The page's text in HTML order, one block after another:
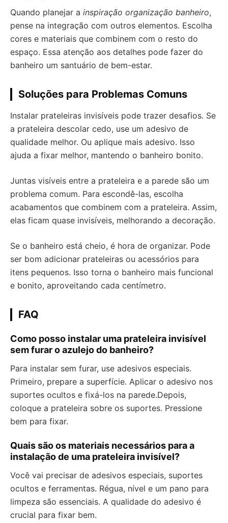
Quando planejar a inspiração organização banheiro,
pense na integração com outros elementos. Escolha
cores e materiais que combinem com o resto do
espaço. Essa atenção aos detalhes pode fazer do
banheiro um santuário de bem-estar.
Soluções para Problemas Comuns
Instalar prateleiras invisíveis pode trazer desafios. Se
a prateleira descolar cedo, use um adesivo de
qualidade melhor. Ou aplique mais adesivo. Isso
ajuda a fixar melhor, mantendo o banheiro bonito.
Juntas visíveis entre a prateleira e a parede são um
problema comum. Para escondê-las, escolha
acabamentos que combinem com a prateleira. Assim,
elas ficam quase invisíveis, melhorando a decoração.
Se o banheiro está cheio, é hora de organizar. Pode
ser bom adicionar prateleiras ou acessórios para
itens pequenos. Isso torna o banheiro mais funcional
e bonito, aproveitando cada centímetro.
FAQ
Como posso instalar uma prateleira invisível
sem furar o azulejo do banheiro?
Para instalar sem furar, use adesivos especiais.
Primeiro, prepare a superfície. Aplicar o adesivo nos
suportes ocultos e fixá-los na parede.Depois,
coloque a prateleira sobre os suportes. Pressione
bem para fixar.
Quais são os materiais necessários para a
instalação de uma prateleira invisível?
Você vai precisar de adesivos especiais, suportes
ocultos e ferramentas. Régua, nível e um pano para
limpeza são essenciais. A qualidade do adesivo é
crucial para fixar bem.